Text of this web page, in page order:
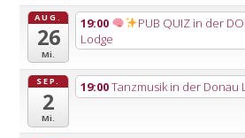
AUG.
26
Mi.
19:00 PUB QUIZ in der
Lodge
SEP.
2
Mi.
19:00Tanzmusik in der Donau